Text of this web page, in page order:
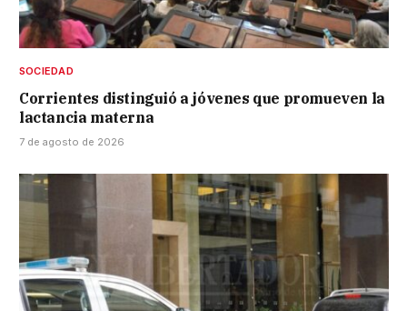
SOCIEDAD
Corrientes distinguió a jóvenes que promueven la
lactancia materna
7 de agosto de 2026